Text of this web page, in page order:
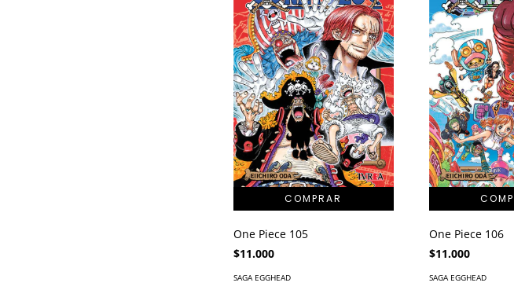
One Piece 105
$11.000
SAGA EGGHEAD
One Piece 106
$11.000
SAGA EGGHEAD